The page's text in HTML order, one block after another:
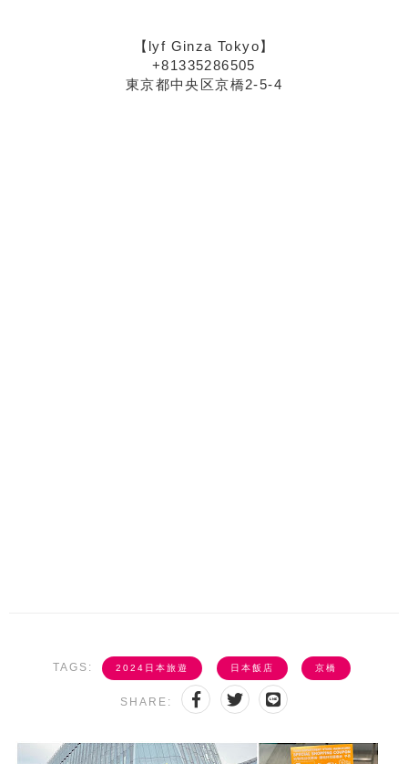
【lyf Ginza Tokyo】
+81335286505
東京都中央区京橋2-5-4
TAGS: 2024日本旅遊 日本飯店 京橋
SHARE: